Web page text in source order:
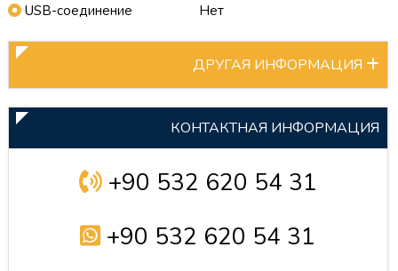
USB-соединение
Нет
ДРУГАЯ ИНФОРМАЦИЯ
КОНТАКТНАЯ ИНФОРМАЦИЯ
+90 532 620 54 31
+90 532 620 54 31